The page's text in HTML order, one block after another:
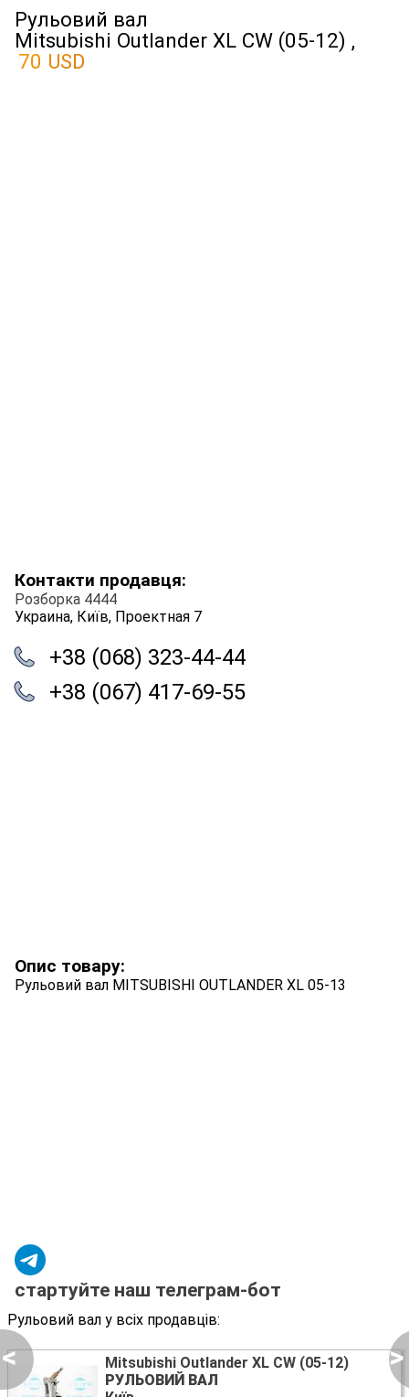
< >
Рульовий вал
Mitsubishi Outlander XL CW (05-12) ,
70 USD
Контакти продавця:
Розборка 4444
Украина, Київ, Проектная 7
+38 (068) 323-44-44
+38 (067) 417-69-55
Опис товару:
Рульовий вал MITSUBISHI OUTLANDER XL 05-13
стартуйте наш телеграм-бот
Рульовий вал у всіх продавців:
Mitsubishi Outlander XL CW (05-12)
РУЛЬОВИЙ ВАЛ